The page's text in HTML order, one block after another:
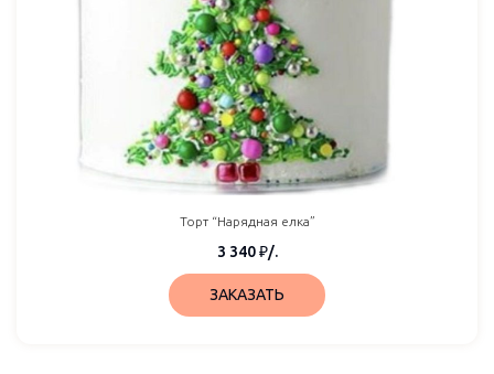
Торт “Нарядная елка”
3 340₽/.
ЗАКАЗАТЬ